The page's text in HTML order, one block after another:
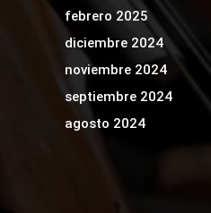
febrero 2025
diciembre 2024
noviembre 2024
septiembre 2024
agosto 2024